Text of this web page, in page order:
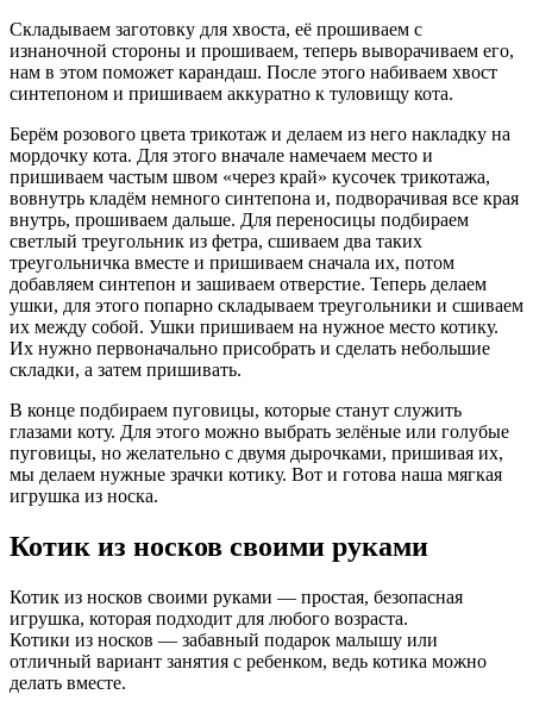
Складываем заготовку для хвоста, её прошиваем с
изнаночной стороны и прошиваем, теперь выворачиваем его,
нам в этом поможет карандаш. После этого набиваем хвост
синтепоном и пришиваем аккуратно к туловищу кота.
Берём розового цвета трикотаж и делаем из него накладку на
мордочку кота. Для этого вначале намечаем место и
пришиваем частым швом «через край» кусочек трикотажа,
вовнутрь кладём немного синтепона и, подворачивая все края
внутрь, прошиваем дальше. Для переносицы подбираем
светлый треугольник из фетра, сшиваем два таких
треугольничка вместе и пришиваем сначала их, потом
добавляем синтепон и зашиваем отверстие. Теперь делаем
ушки, для этого попарно складываем треугольники и сшиваем
их между собой. Ушки пришиваем на нужное место котику.
Их нужно первоначально присобрать и сделать небольшие
складки, а затем пришивать.
В конце подбираем пуговицы, которые станут служить
глазами коту. Для этого можно выбрать зелёные или голубые
пуговицы, но желательно с двумя дырочками, пришивая их,
мы делаем нужные зрачки котику. Вот и готова наша мягкая
игрушка из носка.
Котик из носков своими руками
Котик из носков своими руками — простая, безопасная
игрушка, которая подходит для любого возраста.
Котики из носков — забавный подарок малышу или
отличный вариант занятия с ребенком, ведь котика можно
делать вместе.